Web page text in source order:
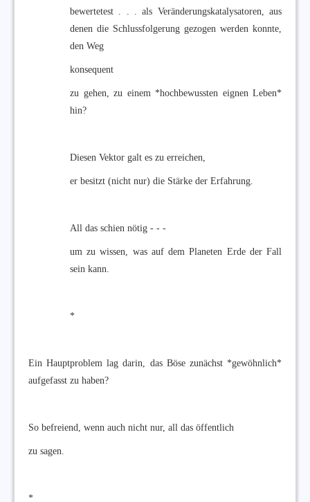
bewertetest . . . als Veränderungskatalysatoren, aus
denen die Schlussfolgerung gezogen werden konnte,
den Weg
konsequent
zu gehen, zu einem *hochbewussten eignen Leben*
hin?
Diesen Vektor galt es zu erreichen,
er besitzt (nicht nur) die Stärke der Erfahrung.
All das schien nötig - - -
um zu wissen, was auf dem Planeten Erde der Fall
sein kann.
*
Ein Hauptproblem lag darin, das Böse zunächst *gewöhnlich*
aufgefasst zu haben?
So befreiend, wenn auch nicht nur, all das öffentlich
zu sagen.
*